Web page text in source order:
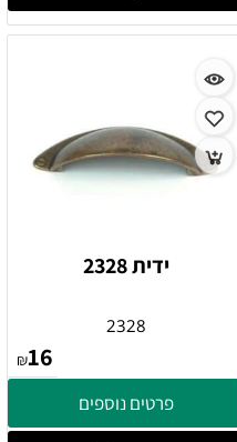
ידית 2328
2328
₪16
פרטים נוספים